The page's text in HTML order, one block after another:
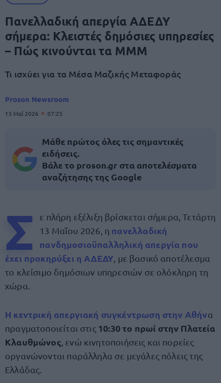
Πανελλαδική απεργία ΑΔΕΔΥ
σήμερα: Κλειστές δημόσιες υπηρεσίες
– Πώς κινούνται τα ΜΜΜ
Τι ισχύει για τα Μέσα Μαζικής Μεταφοράς
Proson Newsroom
13 Μαΐ 2026 07:25
Μάθε πρώτος όλες τις σημαντικές
ειδήσεις.
Βάλε το proson.gr στα αποτελέσματα
αναζήτησης της Google
Σ
ε πλήρη εξέλιξη βρίσκεται σήμερα, Τετάρτη
13 Μαΐου 2026, η πανελλαδική
πανδημοσιοϋπαλληλική απεργία που
έχει προκηρύξει η ΑΔΕΔΥ , με βασικό αποτέλεσμα
το κλείσιμο δημόσιων υπηρεσιών σε ολόκληρη τη
χώρα.
Η κεντρική απεργιακή συγκέντρωση στην Αθήνα
πραγματοποιείται στις 10:30 το πρωί στην Πλατεία
Κλαυθμώνος , ενώ κινητοποιήσεις και πορείες
οργανώνονται παράλληλα σε μεγάλες πόλεις της
Ελλάδας.